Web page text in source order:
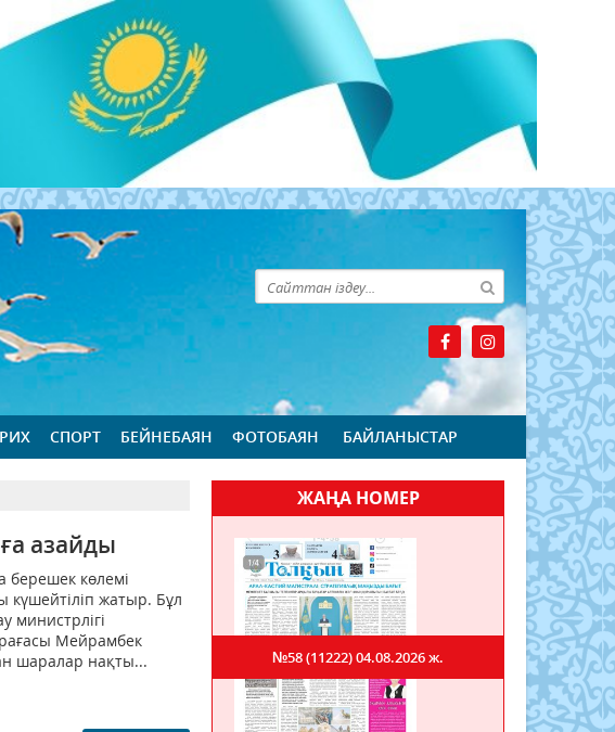
СПОРТ БЕЙНЕБАЯН ФОТОБАЯН БАЙЛАНЫСТАР
азайды
көлемі
жатыр. Бұл
министрлігі
Мейрамбек
шаралар нақты...
ЖАҢА НОМЕР
№58 (11222)04.08.2026 ж.